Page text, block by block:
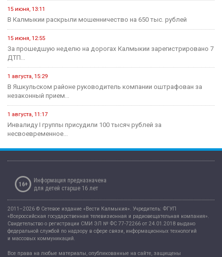
15 июня, 13:11
В Калмыкии раскрыли мошенничество на 650 тыс. рублей
15 июня, 12:55
За прошедшую неделю на дорогах Калмыкии зарегистрировано 7
ДТП...
1 августа, 15:29
В Яшкульском районе руководитель компании оштрафован за
незаконный прием...
1 августа, 11:17
Инвалиду I группы присудили 100 тысяч рублей за
несвоевременное...
16+
Информация предназначена
для детей старше 16 лет
2011–2026 © Сетевое издание «Вести Калмыкия». Учредитель: ФГУП
«Всероссийская государственная телевизионная и радиовещательная компания».
Свидетельство о регистрации СМИ ЭЛ № ФС 77-72266 от 24.01.2018 выдано
федеральной службой по надзору в сфере связи, информационных технологий
и массовых коммуникаций.
Все права на любые материалы, опубликованные на сайте, защищены